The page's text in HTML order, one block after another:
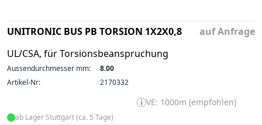
UNITRONIC BUS PB TORSION 1X2X0,8
UL/CSA, für Torsionsbeanspruchung
auf Anfrage
Aussendurchmesser mm:
8.00
Artikel-Nr:
2170332
VE: 1000m (empfohlen)
ab Lager Stuttgart (ca. 5 Tage)